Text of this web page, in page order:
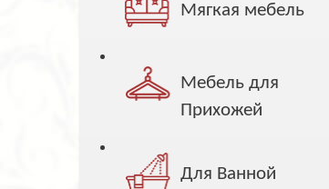
Мягкая мебель
Мебель для
Прихожей
Для Ванной